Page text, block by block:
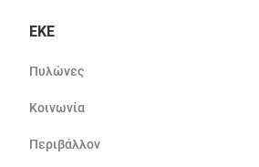
ΕΚΕ
Πυλώνες
Κοινωνία
Περιβάλλον